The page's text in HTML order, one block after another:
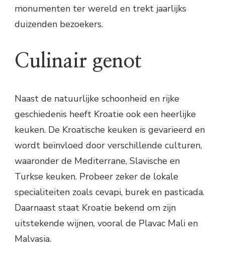
monumenten ter wereld en trekt jaarlijks
duizenden bezoekers.
Culinair genot
Naast de natuurlijke schoonheid en rijke
geschiedenis heeft Kroatie ook een heerlijke
keuken. De Kroatische keuken is gevarieerd en
wordt beïnvloed door verschillende culturen,
waaronder de Mediterrane, Slavische en
Turkse keuken. Probeer zeker de lokale
specialiteiten zoals cevapi, burek en pasticada.
Daarnaast staat Kroatie bekend om zijn
uitstekende wijnen, vooral de Plavac Mali en
Malvasia.